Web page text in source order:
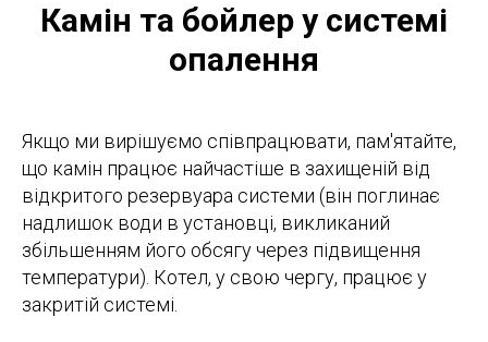
Камін та бойлер у системі
опалення
Якщо ми вирішуємо співпрацювати, пам'ятайте,
що камін працює найчастіше в захищеній від
відкритого резервуара системи (він поглинає
надлишок води в установці, викликаний
збільшенням його обсягу через підвищення
температури). Котел, у свою чергу, працює у
закритій системі.